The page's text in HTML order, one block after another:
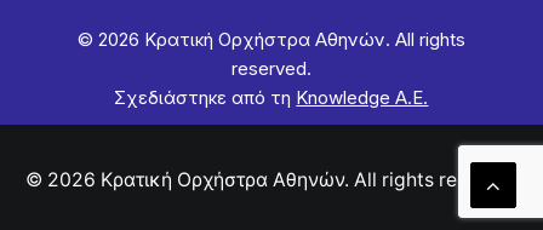
© 2026 Κρατική Ορχήστρα Αθηνών. All rights
reserved.
Σχεδιάστηκε από τη Knowledge Α.Ε.
© 2026 Κρατική Ορχήστρα Αθηνών. All rights reserved